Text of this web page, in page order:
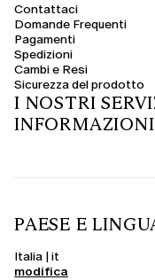
Contattaci
Domande Frequenti
Pagamenti
Spedizioni
Cambi e Resi
Sicurezza del prodotto
I NOSTRI
PAESE E
Italia | it
modifica